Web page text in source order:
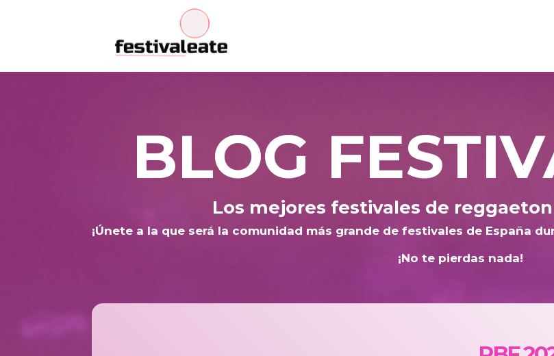
BLOG
Los mejores festivales de reggaeton
¡Únete a la que será la comunidad más grande de festivales de España
¡No te pierdas nada!